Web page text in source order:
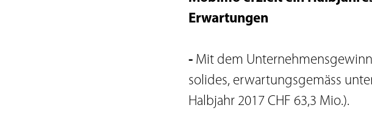
Erwartungen
- Mit dem
solides, erwartungsgemäss
Halbjahr 2017 CHF 63,3 Mio.).